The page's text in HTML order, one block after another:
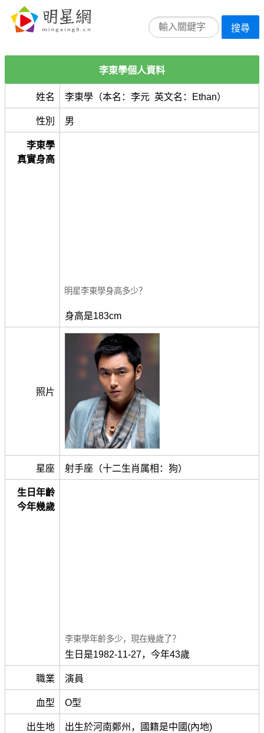
搜尋
李東學個人資料
姓名 李東學（本名：李元 英文名：Ethan）
性別 男
李東學
真實身高
明星李東學身高多少？
身高是183cm
照片
星座 射手座（十二生肖属相：狗）
生日年齡
今年幾歲
李東學年齡多少，現在幾歲了？
生日是1982-11-27，今年43歲
職業 演員
血型 O型
出生地 出生於河南鄭州，國籍是中國(內地)